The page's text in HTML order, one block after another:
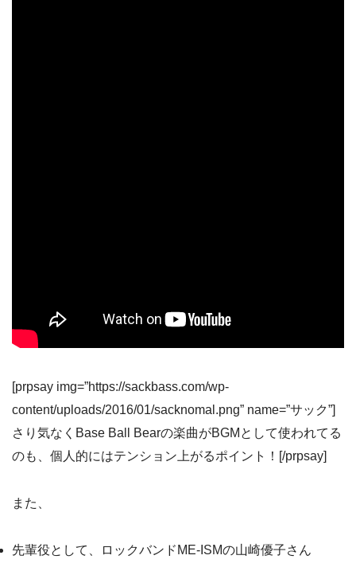
[prpsay img=”https://sackbass.com/wp-
content/uploads/2016/01/sacknomal.png” name=”サック”]
さり気なくBase Ball Bearの楽曲がBGMとして使われてる
のも、個人的にはテンション上がるポイント！[/prpsay]
また、
先輩役として、ロックバンドME-ISMの山崎優子さん